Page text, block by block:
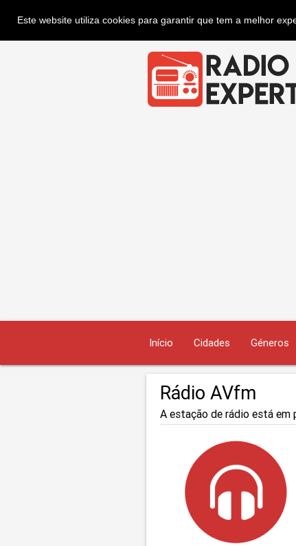
Este website utiliza cookies para garantir que tem a melhor
Início Cidades Géneros
Rádio AVfm
A estação de rádio está em